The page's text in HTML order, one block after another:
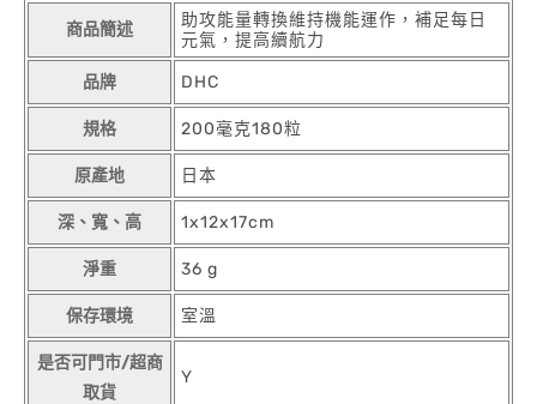
商品簡述
助攻能量轉換維持機能運作，補足每日
元氣，提高續航力
品牌 DHC
規格 200毫克180粒
原產地 日本
深、寬、高 1x12x17cm
淨重 36 g
保存環境 室溫
是否可門市/超商
取貨
Y